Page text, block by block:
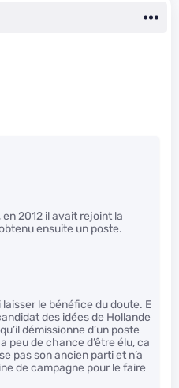
2012 il avait rejoint la
ensuite un poste.
le bénéfice du doute. E
des idées de Hollande
démissionne d’un poste
peu de chance d’être élu, ca
pas son ancien parti et n’a
de campagne pour le faire